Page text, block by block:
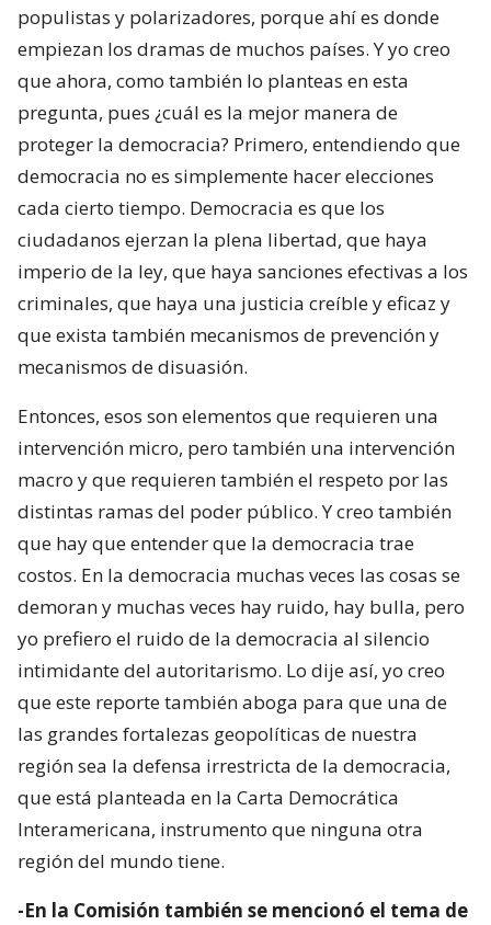
populistas y polarizadores, porque ahí es donde
empiezan los dramas de muchos países. Y yo creo
que ahora, como también lo planteas en esta
pregunta, pues ¿cuál es la mejor manera de
proteger la democracia? Primero, entendiendo que
democracia no es simplemente hacer elecciones
cada cierto tiempo. Democracia es que los
ciudadanos ejerzan la plena libertad, que haya
imperio de la ley, que haya sanciones efectivas a los
criminales, que haya una justicia creíble y eficaz y
que exista también mecanismos de prevención y
mecanismos de disuasión.
Entonces, esos son elementos que requieren una
intervención micro, pero también una intervención
macro y que requieren también el respeto por las
distintas ramas del poder público. Y creo también
que hay que entender que la democracia trae
costos. En la democracia muchas veces las cosas se
demoran y muchas veces hay ruido, hay bulla, pero
yo prefiero el ruido de la democracia al silencio
intimidante del autoritarismo. Lo dije así, yo creo
que este reporte también aboga para que una de
las grandes fortalezas geopolíticas de nuestra
región sea la defensa irrestricta de la democracia,
que está planteada en la Carta Democrática
Interamericana, instrumento que ninguna otra
región del mundo tiene.
-En la Comisión también se mencionó el tema de